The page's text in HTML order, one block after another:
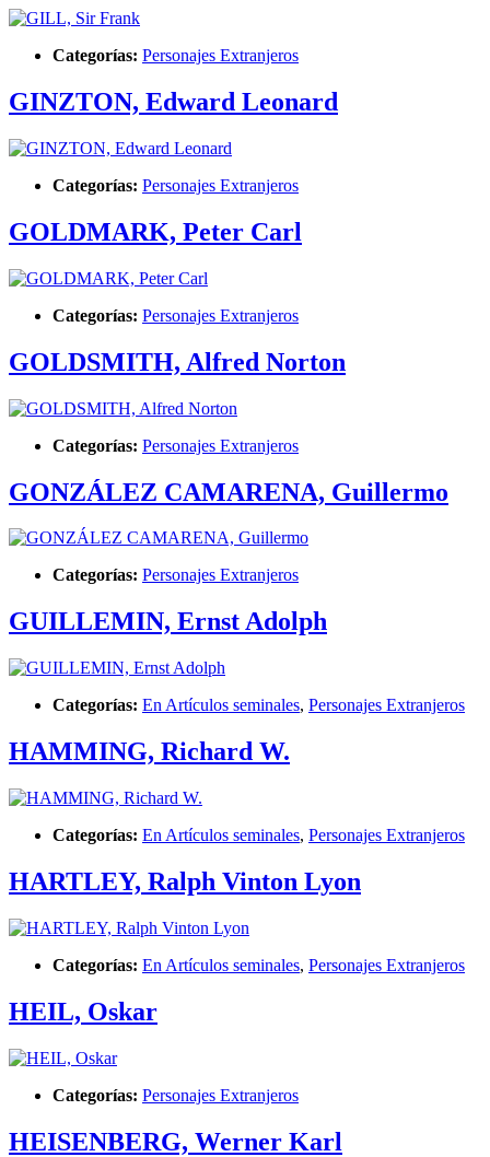
Categorías: Personajes Extranjeros
GINZTON, Edward Leonard
Categorías: Personajes Extranjeros
GOLDMARK, Peter Carl
Categorías: Personajes Extranjeros
GOLDSMITH, Alfred Norton
Categorías: Personajes Extranjeros
GONZÁLEZ CAMARENA, Guillermo
Categorías: Personajes Extranjeros
GUILLEMIN, Ernst Adolph
Categorías: En Artículos seminales, Personajes Extranjeros
HAMMING, Richard W.
Categorías: En Artículos seminales, Personajes Extranjeros
HARTLEY, Ralph Vinton Lyon
Categorías: En Artículos seminales, Personajes Extranjeros
HEIL, Oskar
Categorías: Personajes Extranjeros
HEISENBERG, Werner Karl